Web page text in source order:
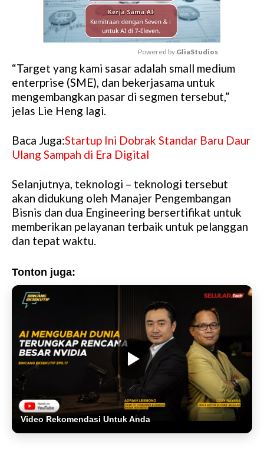
M
u
t
Powered by GliaStudios
“Target yang kami sasar adalah small medium
enterprise (SME), dan bekerjasama untuk
mengembangkan pasar di segmen tersebut,”
jelas Lie Heng lagi.
Baca Juga:Startup Ini Dobrak Standar Baru Daur
Ulang Sampah di Era Digital
Selanjutnya, teknologi – teknologi tersebut
akan didukung oleh Manajer Pengembangan
Bisnis dan dua Engineering bersertifikat untuk
memberikan pelayanan terbaik untuk pelanggan
dan tepat waktu.
Tonton juga:
Video Rekomendasi Untuk Anda